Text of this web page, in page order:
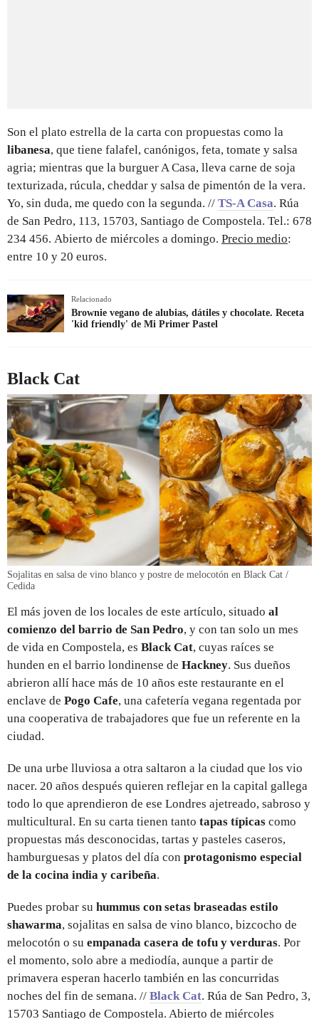
Son el plato estrella de la carta con propuestas como la
libanesa, que tiene falafel, canónigos, feta, tomate y salsa
agria; mientras que la burguer A Casa, lleva carne de soja
texturizada, rúcula, cheddar y salsa de pimentón de la vera.
Yo, sin duda, me quedo con la segunda. // TS-A Casa. Rúa
de San Pedro, 113, 15703, Santiago de Compostela. Tel.: 678
234 456. Abierto de miércoles a domingo. Precio medio:
entre 10 y 20 euros.
Relacionado
Brownie vegano de alubias, dátiles y chocolate. Receta
'kid friendly' de Mi Primer Pastel
Black Cat
Sojalitas en salsa de vino blanco y postre de melocotón en Black Cat /
Cedida
El más joven de los locales de este artículo, situado al
comienzo del barrio de San Pedro, y con tan solo un mes
de vida en Compostela, es Black Cat, cuyas raíces se
hunden en el barrio londinense de Hackney. Sus dueños
abrieron allí hace más de 10 años este restaurante en el
enclave de Pogo Cafe, una cafetería vegana regentada por
una cooperativa de trabajadores que fue un referente en la
ciudad.
De una urbe lluviosa a otra saltaron a la ciudad que los vio
nacer. 20 años después quieren reflejar en la capital gallega
todo lo que aprendieron de ese Londres ajetreado, sabroso y
multicultural. En su carta tienen tanto tapas típicas como
propuestas más desconocidas, tartas y pasteles caseros,
hamburguesas y platos del día con protagonismo especial
de la cocina india y caribeña.
Puedes probar su hummus con setas braseadas estilo
shawarma, sojalitas en salsa de vino blanco, bizcocho de
melocotón o su empanada casera de tofu y verduras. Por
el momento, solo abre a mediodía, aunque a partir de
primavera esperan hacerlo también en las concurridas
noches del fin de semana. // Black Cat. Rúa de San Pedro, 3,
15703 Santiago de Compostela. Abierto de miércoles